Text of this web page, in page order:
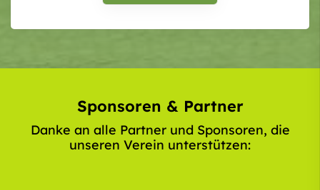
Sponsoren & Partner
Danke an alle Partner und Sponsoren, die
unseren Verein unterstützen: